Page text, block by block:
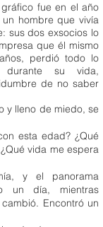
fue en el año
hombre que vivía
sus dos exsocios lo
que él mismo
perdió todo lo
durante su vida,
de no saber
y lleno de miedo, se
esta edad? ¿Qué
vida me espera
y el panorama
un día, mientras
Encontró un